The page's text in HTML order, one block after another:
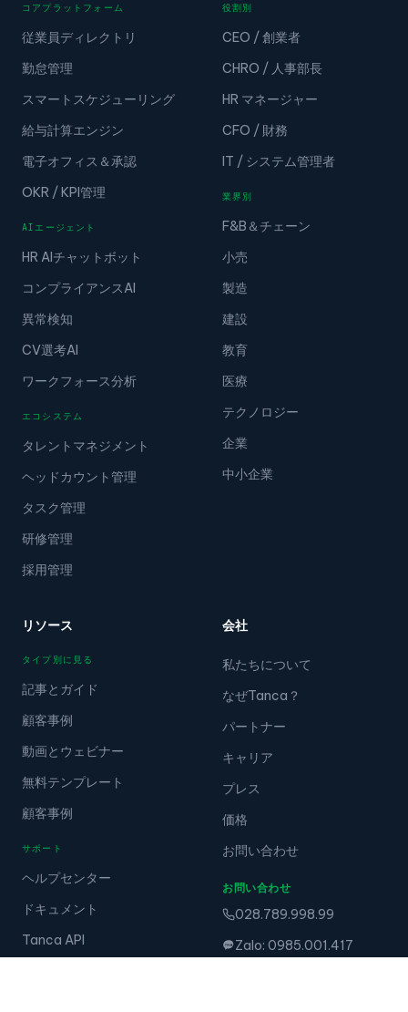
コアプラットフォーム
従業員ディレクトリ
勤怠管理
スマートスケジューリング
給与計算エンジン
電子オフィス＆承認
OKR / KPI管理
AIエージェント
HR AIチャットボット
コンプライアンスAI
異常検知
CV選考AI
ワークフォース分析
エコシステム
タレントマネジメント
ヘッドカウント管理
タスク管理
研修管理
採用管理
役割別
CEO / 創業者
CHRO / 人事部長
HR マネージャー
CFO / 財務
IT / システム管理者
業界別
F&B＆チェーン
小売
製造
建設
教育
医療
テクノロジー
企業
中小企業
リソース
タイプ別に見る
記事とガイド
顧客事例
動画とウェビナー
無料テンプレート
顧客事例
サポート
ヘルプセンター
ドキュメント
Tanca API
会社
私たちについて
なぜTanca？
パートナー
キャリア
プレス
価格
お問い合わせ
お問い合わせ
028.789.998.99
Zalo: 0985.001.417